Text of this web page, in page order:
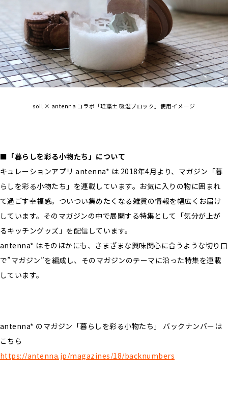
soil × antenna コラボ「珪藻土 吸湿ブロック」使用イメージ
■「暮らしを彩る小物たち」について
キュレーションアプリ antenna* は 2018年4⽉より、マガジン「暮
らしを彩る小物たち」を連載しています。お気に入りの物に囲まれ
て過ごす幸福感。ついつい集めたくなる雑貨の情報を幅広くお届け
しています。そのマガジンの中で展開する特集として「気分が上が
るキッチングッズ」を配信しています。
antenna* はそのほかにも、さまざまな興味関⼼に合うような切り⼝
で”マガジン”を編成し、そのマガジンのテーマに沿った特集を連載
しています。
antenna* のマガジン「暮らしを彩る小物たち」 バックナンバーは
こちら
https://antenna.jp/magazines/18/backnumbers